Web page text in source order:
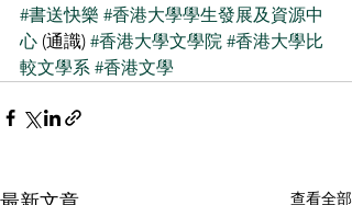
#書送快樂 #香港大學學生發展及資源中
心 (通識) #香港大學文學院 #香港大學比
較文學系 #香港文學
查看全部